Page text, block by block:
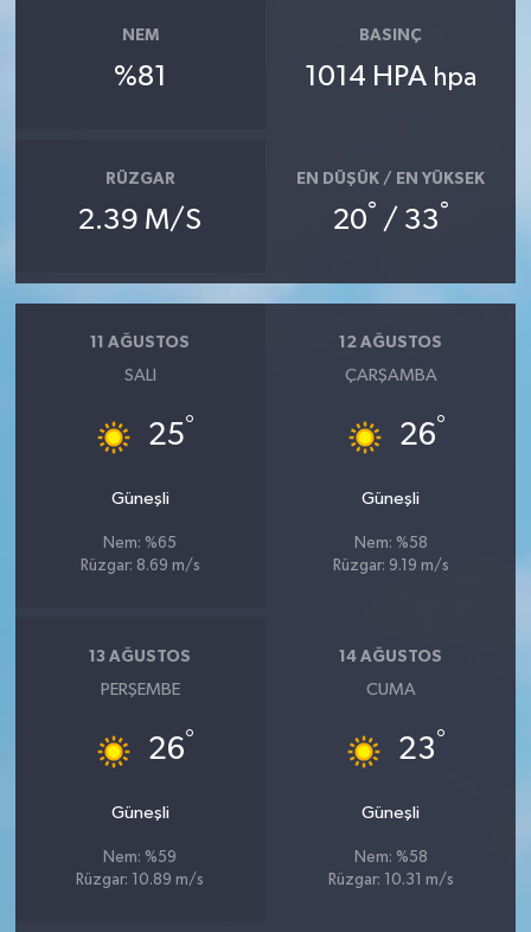
NEM
%81
BASINÇ
1014 HPA hpa
RÜZGAR
2.39 M/S
EN DÜŞÜK / EN YÜKSEK
20° / 33°
11 AĞUSTOS
SALI
25°
Güneşli
Nem: %65
Rüzgar: 8.69 m/s
12 AĞUSTOS
ÇARŞAMBA
26°
Güneşli
Nem: %58
Rüzgar: 9.19 m/s
13 AĞUSTOS
PERŞEMBE
26°
Güneşli
Nem: %59
Rüzgar: 10.89 m/s
14 AĞUSTOS
CUMA
23°
Güneşli
Nem: %58
Rüzgar: 10.31 m/s
Sokak Hayvanlarını Sahiplendirme
Sonsöz Özel
Vasıta